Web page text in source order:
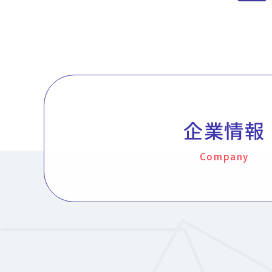
企業情報
Company